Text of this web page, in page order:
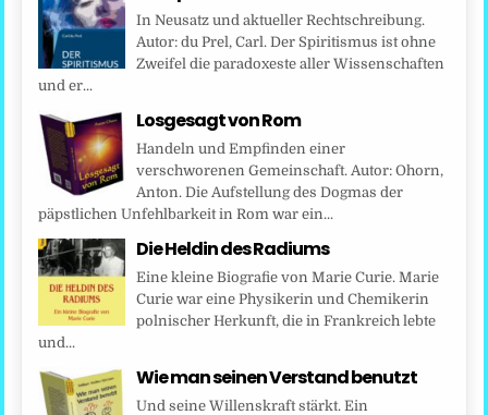
In Neusatz und aktueller Rechtschreibung.
Autor: du Prel, Carl. Der Spiritismus ist ohne
Zweifel die paradoxeste aller Wissenschaften
und er...
Losgesagt von Rom
Handeln und Empfinden einer
verschworenen Gemeinschaft. Autor: Ohorn,
Anton. Die Aufstellung des Dogmas der
päpstlichen Unfehlbarkeit in Rom war ein...
Die Heldin des Radiums
Eine kleine Biografie von Marie Curie. Marie
Curie war eine Physikerin und Chemikerin
polnischer Herkunft, die in Frankreich lebte
und...
Wie man seinen Verstand benutzt
Und seine Willenskraft stärkt. Ein